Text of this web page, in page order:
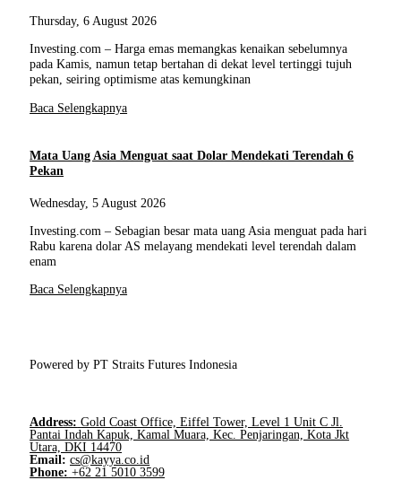
Thursday, 6 August 2026
Investing.com – Harga emas memangkas kenaikan sebelumnya
pada Kamis, namun tetap bertahan di dekat level tertinggi tujuh
pekan, seiring optimisme atas kemungkinan
Baca Selengkapnya
Mata Uang Asia Menguat saat Dolar Mendekati Terendah 6
Pekan
Wednesday, 5 August 2026
Investing.com – Sebagian besar mata uang Asia menguat pada hari
Rabu karena dolar AS melayang mendekati level terendah dalam
enam
Baca Selengkapnya
Powered by PT Straits Futures Indonesia
Address: Gold Coast Office, Eiffel Tower, Level 1 Unit C Jl.
Pantai Indah Kapuk, Kamal Muara, Kec. Penjaringan, Kota Jkt
Utara, DKI 14470
Email: cs@kayya.co.id
Phone: +62 21 5010 3599